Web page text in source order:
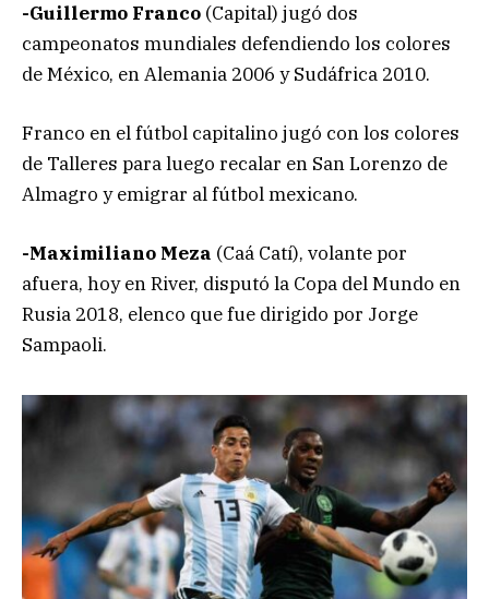
-Guillermo Franco (Capital) jugó dos
campeonatos mundiales defendiendo los colores
de México, en Alemania 2006 y Sudáfrica 2010.
Franco en el fútbol capitalino jugó con los colores
de Talleres para luego recalar en San Lorenzo de
Almagro y emigrar al fútbol mexicano.
-Maximiliano Meza (Caá Catí), volante por
afuera, hoy en River, disputó la Copa del Mundo en
Rusia 2018, elenco que fue dirigido por Jorge
Sampaoli.